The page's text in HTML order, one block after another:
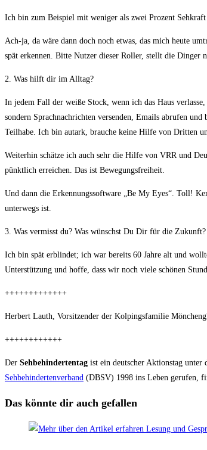
Ich bin zum Beispiel mit weniger als zwei Prozent
Ach-ja, da wäre dann doch noch etwas, das mich heute
spät erkennen. Bitte Nutzer dieser Roller, stellt die Dinger
2. Was hilft dir im Alltag?
In jedem Fall der weiße Stock, wenn ich das Haus
sondern Sprachnachrichten versenden, Emails abrufen
Teilhabe. Ich bin autark, brauche keine Hilfe von Dritten
Weiterhin schätze ich auch sehr die Hilfe von VRR und
pünktlich erreichen. Das ist Bewegungsfreiheit.
Und dann die Erkennungssoftware „Be My Eyes“. Toll!
unterwegs ist.
3. Was vermisst du? Was wünschst Du Dir für die Zukunft?
Ich bin spät erblindet; ich war bereits 60 Jahre alt und
Unterstützung und hoffe, dass wir noch viele schönen
+++++++++++++
Herbert Lauth, Vorsitzender der Kolpingsfamilie
++++++++++++
Der Sehbehindertentag ist ein deutscher Aktionstag unter
Sehbehindertenverband (DBSV) 1998 ins Leben gerufen,
Das könnte dir auch gefallen